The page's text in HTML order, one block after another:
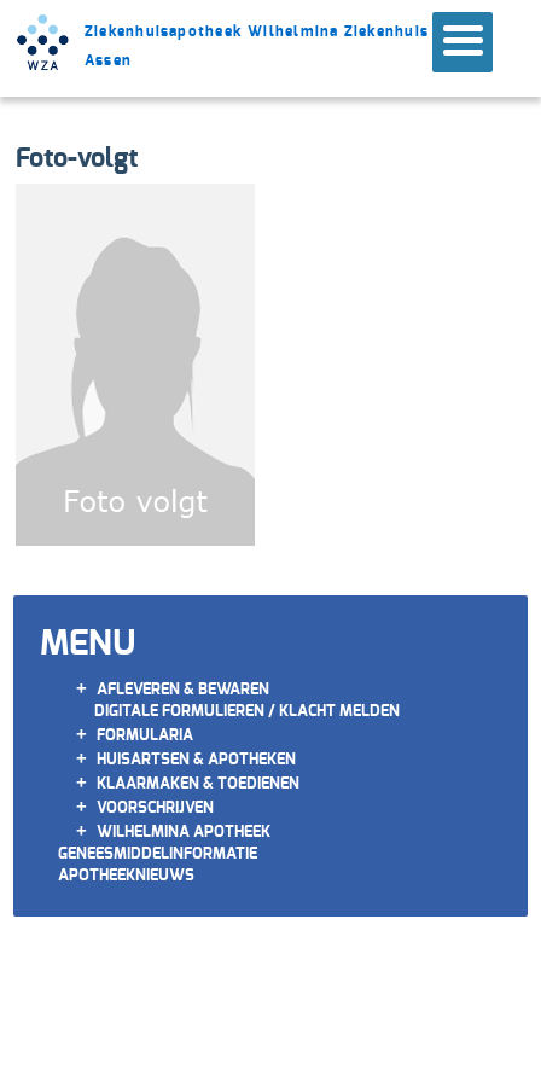
Ziekenhuisapotheek Wilhelmina Ziekenhuis
Assen
Foto-volgt
MENU
+ AFLEVEREN & BEWAREN
DIGITALE FORMULIEREN / KLACHT MELDEN
+ FORMULARIA
+ HUISARTSEN & APOTHEKEN
+ KLAARMAKEN & TOEDIENEN
+ VOORSCHRIJVEN
+ WILHELMINA APOTHEEK
GENEESMIDDELINFORMATIE
APOTHEEKNIEUWS